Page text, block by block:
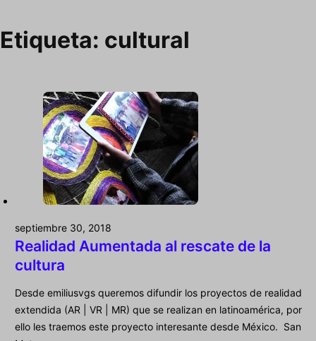
Etiqueta: cultural
septiembre 30, 2018
Realidad Aumentada al rescate de la
cultura
Desde emiliusvgs queremos difundir los proyectos de realidad
extendida (AR | VR | MR) que se realizan en latinoamérica, por
ello les traemos este proyecto interesante desde México. San